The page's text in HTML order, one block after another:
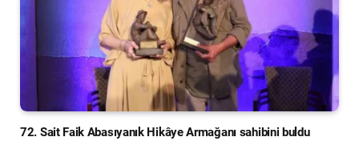
72. Sait Faik Abasıyanık Hikâye Armağanı sahibini buldu